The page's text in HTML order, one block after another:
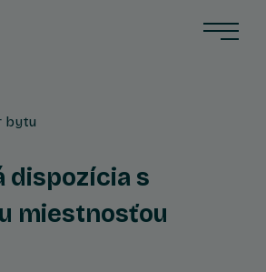
bytu
dispozícia s
miestnosťou